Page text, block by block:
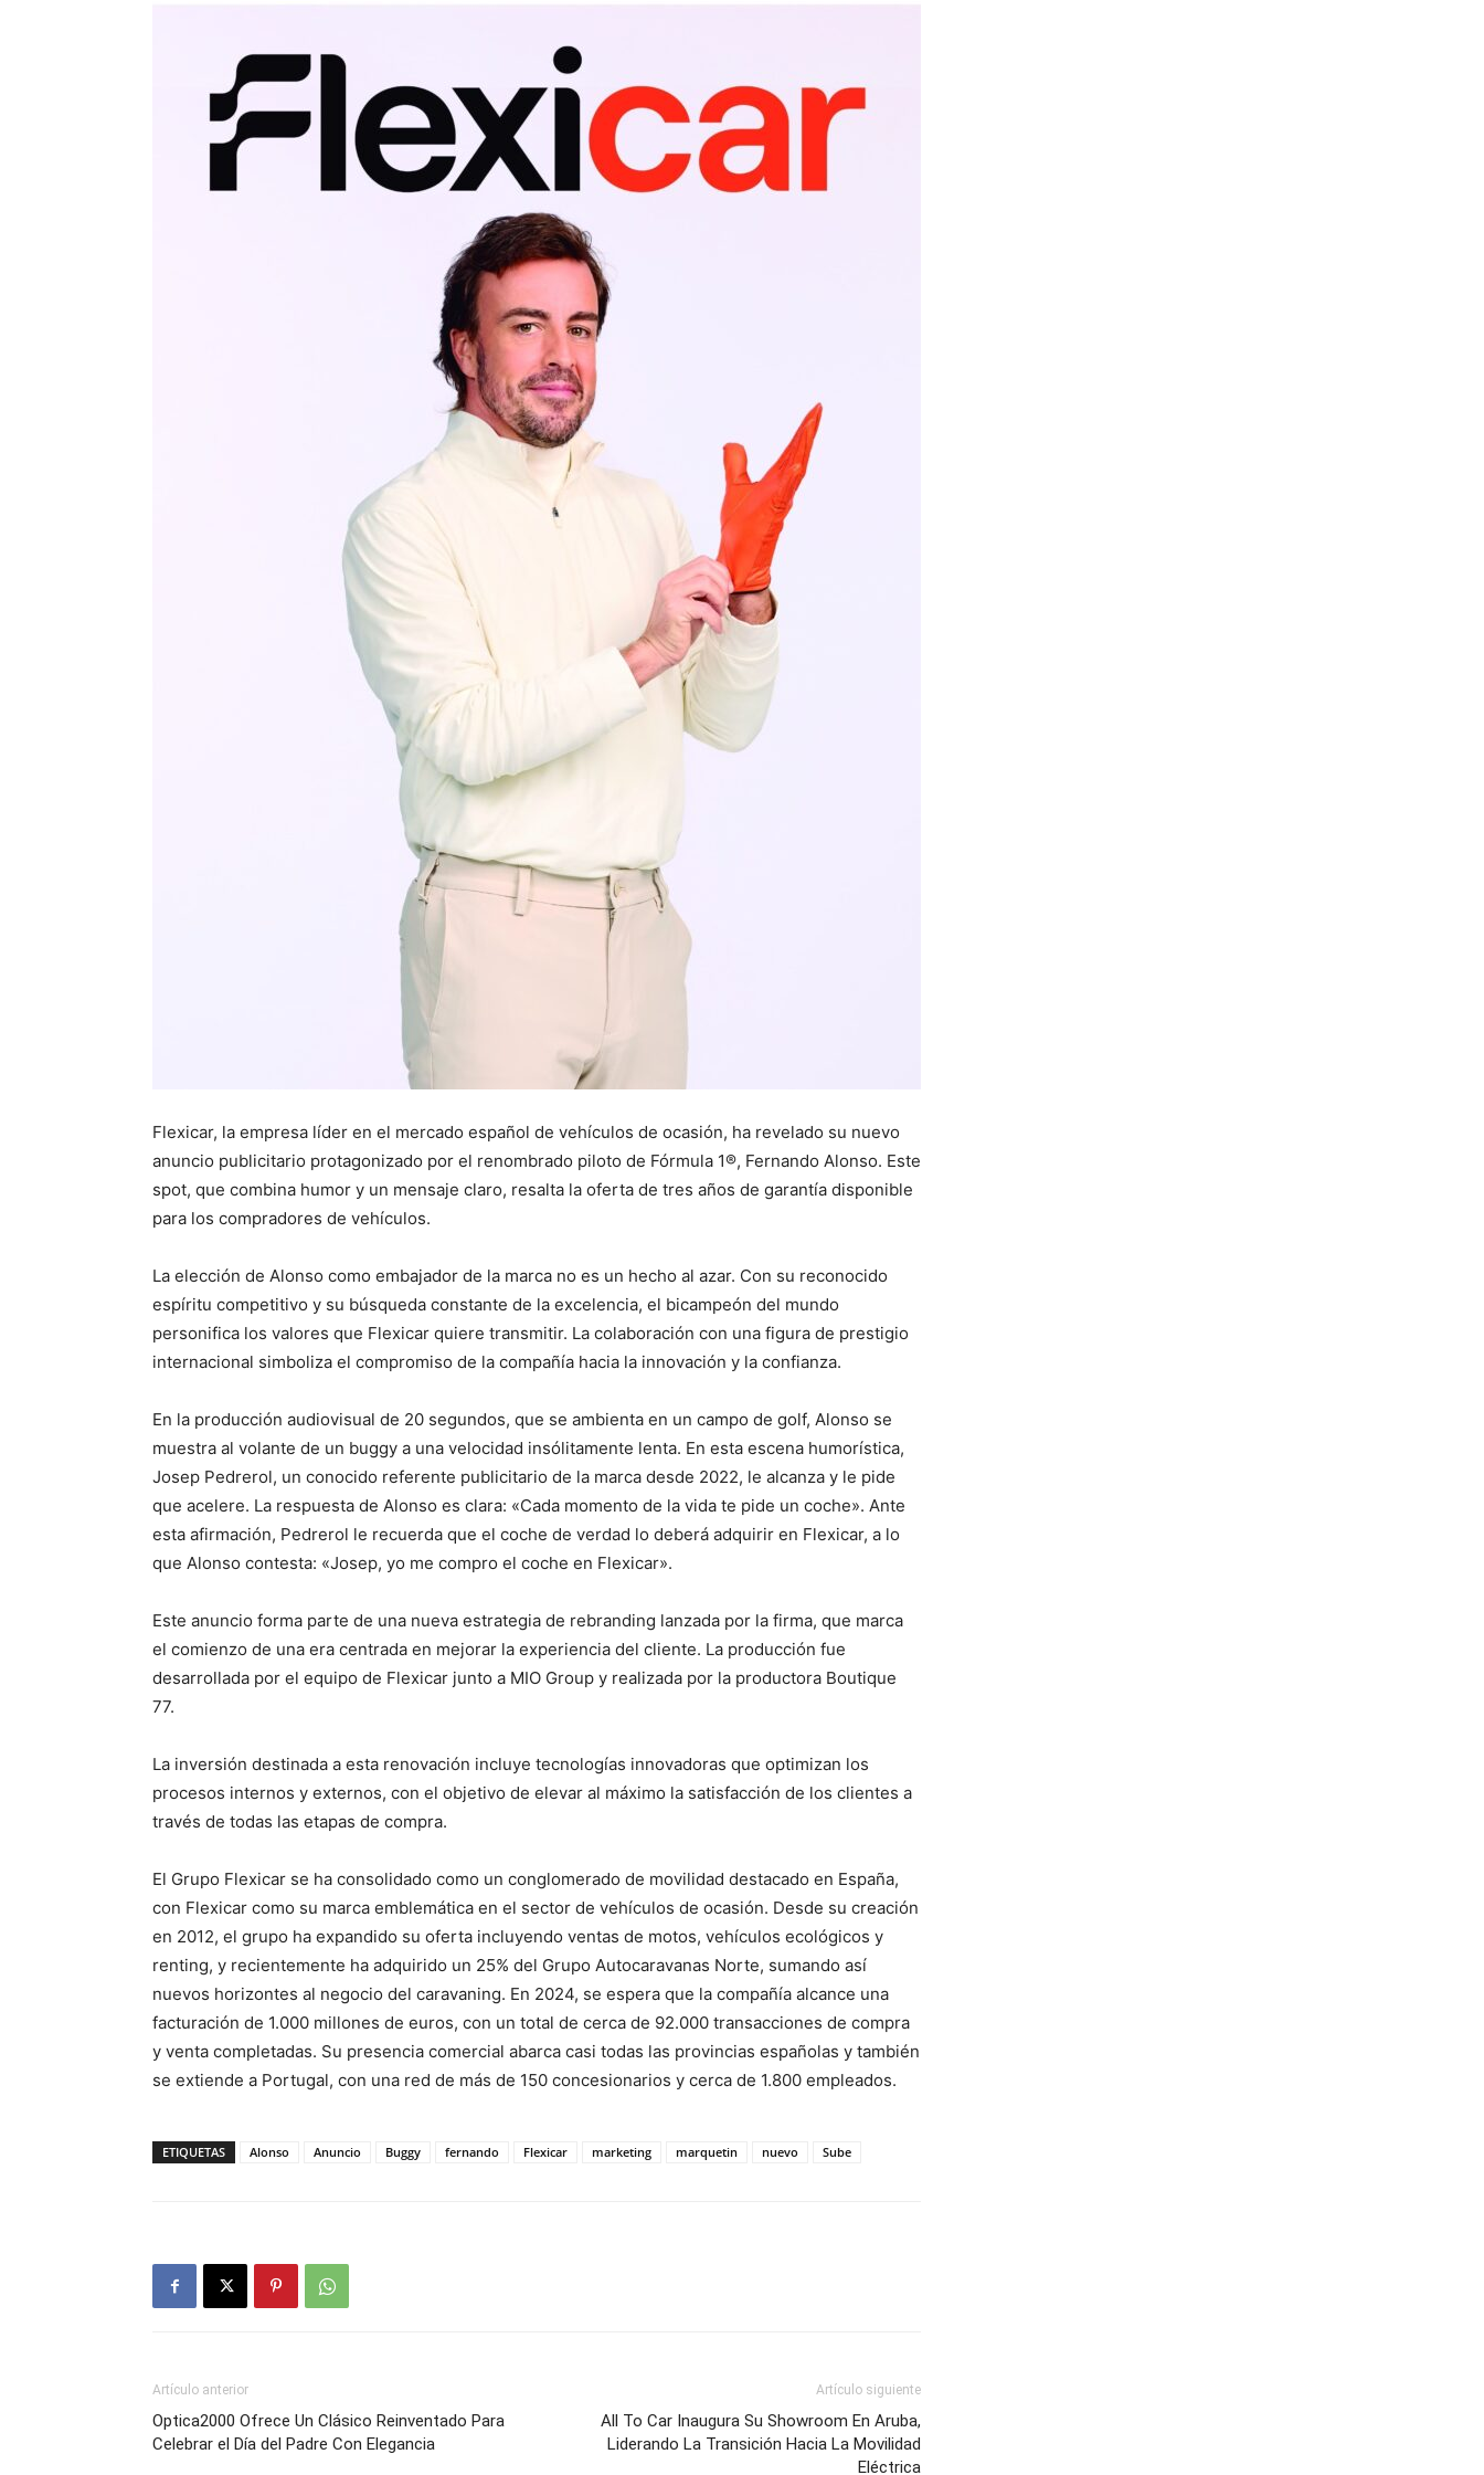
Flexicar, la empresa líder en el mercado español de vehículos de ocasión, ha revelado su nuevo
anuncio publicitario protagonizado por el renombrado piloto de Fórmula 1®, Fernando Alonso. Este
spot, que combina humor y un mensaje claro, resalta la oferta de tres años de garantía disponible
para los compradores de vehículos.
La elección de Alonso como embajador de la marca no es un hecho al azar. Con su reconocido
espíritu competitivo y su búsqueda constante de la excelencia, el bicampeón del mundo
personifica los valores que Flexicar quiere transmitir. La colaboración con una figura de prestigio
internacional simboliza el compromiso de la compañía hacia la innovación y la confianza.
En la producción audiovisual de 20 segundos, que se ambienta en un campo de golf, Alonso se
muestra al volante de un buggy a una velocidad insólitamente lenta. En esta escena humorística,
Josep Pedrerol, un conocido referente publicitario de la marca desde 2022, le alcanza y le pide
que acelere. La respuesta de Alonso es clara: «Cada momento de la vida te pide un coche». Ante
esta afirmación, Pedrerol le recuerda que el coche de verdad lo deberá adquirir en Flexicar, a lo
que Alonso contesta: «Josep, yo me compro el coche en Flexicar».
Este anuncio forma parte de una nueva estrategia de rebranding lanzada por la firma, que marca
el comienzo de una era centrada en mejorar la experiencia del cliente. La producción fue
desarrollada por el equipo de Flexicar junto a MIO Group y realizada por la productora Boutique
77.
La inversión destinada a esta renovación incluye tecnologías innovadoras que optimizan los
procesos internos y externos, con el objetivo de elevar al máximo la satisfacción de los clientes a
través de todas las etapas de compra.
El Grupo Flexicar se ha consolidado como un conglomerado de movilidad destacado en España,
con Flexicar como su marca emblemática en el sector de vehículos de ocasión. Desde su creación
en 2012, el grupo ha expandido su oferta incluyendo ventas de motos, vehículos ecológicos y
renting, y recientemente ha adquirido un 25% del Grupo Autocaravanas Norte, sumando así
nuevos horizontes al negocio del caravaning. En 2024, se espera que la compañía alcance una
facturación de 1.000 millones de euros, con un total de cerca de 92.000 transacciones de compra
y venta completadas. Su presencia comercial abarca casi todas las provincias españolas y también
se extiende a Portugal, con una red de más de 150 concesionarios y cerca de 1.800 empleados.
ETIQUETAS Alonso Anuncio Buggy fernando Flexicar marketing marquetin nuevo Sube
Artículo anterior
Optica2000 Ofrece Un Clásico Reinventado Para
Celebrar el Día del Padre Con Elegancia
Artículo siguiente
All To Car Inaugura Su Showroom En Aruba,
Liderando La Transición Hacia La Movilidad
Eléctrica